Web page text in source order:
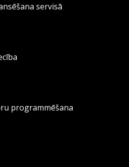
servisā
programmēšana